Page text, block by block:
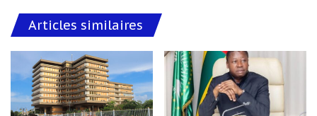
Articles similaires